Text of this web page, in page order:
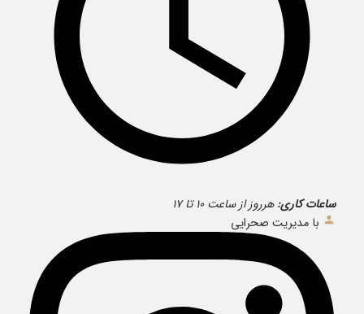
ساعات کاری: هرروز از ساعت ۱۰ تا ۱۷
با مدیریت صحرایی